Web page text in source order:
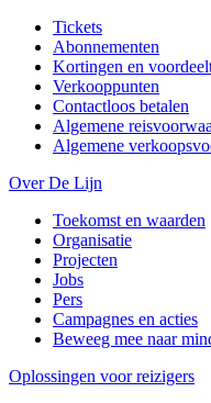
Tickets
Abonnementen
Kortingen en
Verkooppunten
Contactloos betalen
Algemene
Algemene
Over De Lijn
Toekomst en waarden
Organisatie
Projecten
Jobs
Pers
Campagnes en acties
Beweeg mee naar
Oplossingen voor reizigers